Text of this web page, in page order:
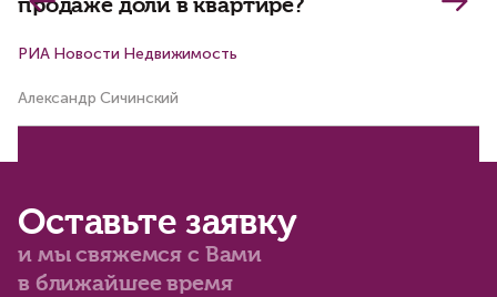
продаже доли в квартире?
РИА Новости Недвижимость
Александр Сичинский
Оставьте заявку
и мы свяжемся с Вами
в ближайшее время